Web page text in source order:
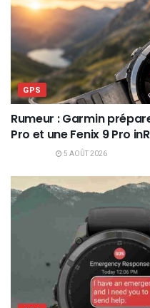
GPS
Rumeur : Garmin
Pro et une Fenix 9 Pro
5 AOÛT 2026